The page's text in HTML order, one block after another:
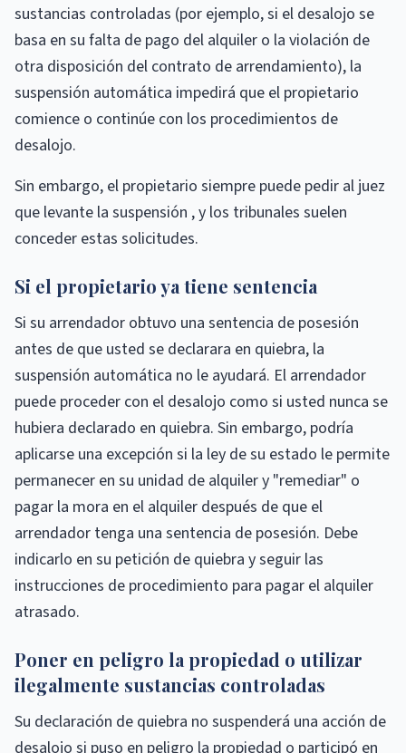
sustancias controladas (por ejemplo, si el desalojo se
basa en su falta de pago del alquiler o la violación de
otra disposición del contrato de arrendamiento), la
suspensión automática impedirá que el propietario
comience o continúe con los procedimientos de
desalojo.
Sin embargo, el propietario siempre puede pedir al juez
que levante la suspensión , y los tribunales suelen
conceder estas solicitudes.
Si el propietario ya tiene sentencia
Si su arrendador obtuvo una sentencia de posesión
antes de que usted se declarara en quiebra, la
suspensión automática no le ayudará. El arrendador
puede proceder con el desalojo como si usted nunca se
hubiera declarado en quiebra. Sin embargo, podría
aplicarse una excepción si la ley de su estado le permite
permanecer en su unidad de alquiler y "remediar" o
pagar la mora en el alquiler después de que el
arrendador tenga una sentencia de posesión. Debe
indicarlo en su petición de quiebra y seguir las
instrucciones de procedimiento para pagar el alquiler
atrasado.
Poner en peligro la propiedad o utilizar
ilegalmente sustancias controladas
Su declaración de quiebra no suspenderá una acción de
desalojo si puso en peligro la propiedad o participó en